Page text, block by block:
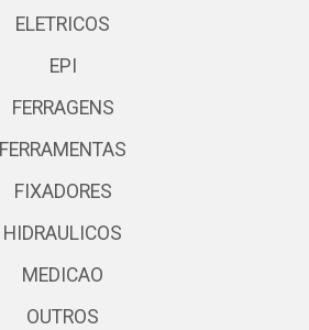
ELETRICOS
EPI
FERRAGENS
FERRAMENTAS
FIXADORES
HIDRAULICOS
MEDICAO
OUTROS